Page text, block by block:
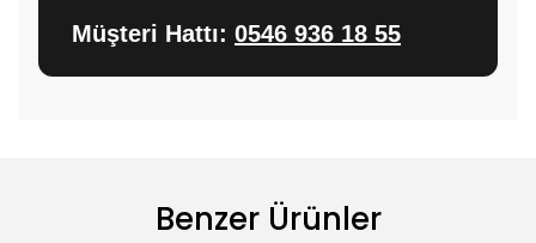
Müşteri Hattı: 0546 936 18 55
Benzer Ürünler